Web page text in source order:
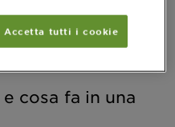
esigenze specifiche dei
cosa fa in una
Accetta tutti i cookie